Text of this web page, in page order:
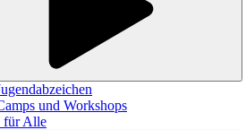
und Workshops
für Alle